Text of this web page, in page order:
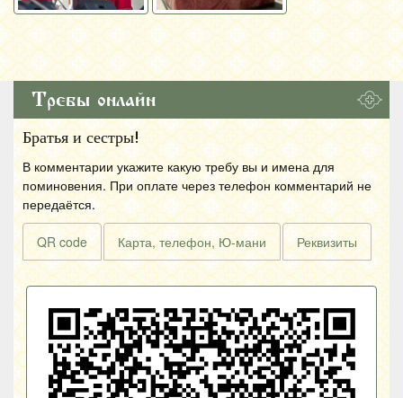
Требы онлайн
Братья и сестры!
В комментарии укажите какую требу вы и имена для
поминовения. При оплате через телефон комментарий не
передаётся.
QR code Карта, телефон, Ю-мани Реквизиты